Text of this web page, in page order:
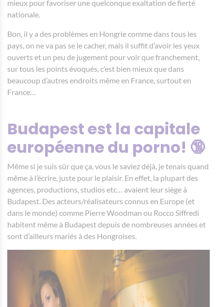
mieux pour favoriser une quelconque exaltation de fierté
nationale.
Bon, il y a des problèmes en Hongrie comme dans tous les
pays, on ne va pas se le cacher, mais il suffit d’avoir les yeux
ouverts et un peu de jugement pour voir que franchement,
sur tous les points évoqués, c’est bien mieux que dans
beaucoup d’autres endroits même en France, surtout en
France…
Budapest est la capitale
européenne du porno! 🔞
Même si je suis sûr que ça, vous le saviez déjà, je tenais quand
même à l’écrire, juste pour le plaisir. En effet, la plupart des
agences, productions, studios etc… avaient leur siège à
Budapest. Des acteurs/réalisateurs connus en Europe (et
dans le monde) comme Pierre Woodman ou Rocco Siffredi
habitent même à Budapest depuis de nombreuses années et
sont d’ailleurs mariés à des Hongroises.